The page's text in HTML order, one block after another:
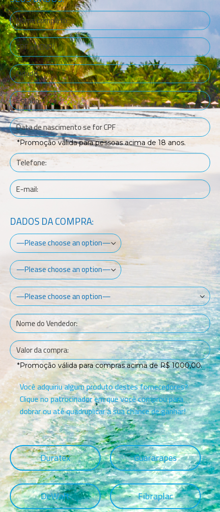
*Promoção válida para pessoas acima de 18 anos.
DADOS DA COMPRA:
*Promoção válida para compras acima de R$ 1000,00.
Você adquiriu algum produto destes fornecedores?
Clique no patrocinador em que você comprou para
dobrar ou até quadruplicar a sua chance de ganhar!
Duratex Guararapes
DeWalt Fibraplac